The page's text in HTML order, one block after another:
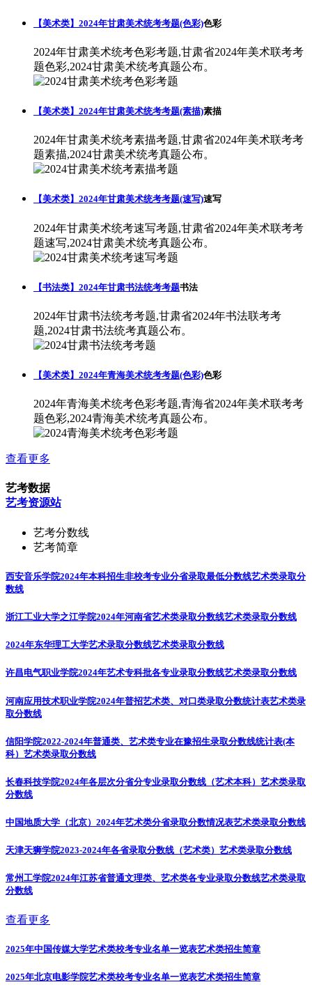
【美术类】2024年甘肃美术统考考题(色彩)色彩
2024年甘肃美术统考色彩考题,甘肃省2024年美术联考考
题色彩,2024甘肃美术统考真题公布。
【美术类】2024年甘肃美术统考考题(素描)素描
2024年甘肃美术统考素描考题,甘肃省2024年美术联考考
题素描,2024甘肃美术统考真题公布。
【美术类】2024年甘肃美术统考考题(速写)速写
2024年甘肃美术统考速写考题,甘肃省2024年美术联考考
题速写,2024甘肃美术统考真题公布。
【书法类】2024年甘肃书法统考考题书法
2024年甘肃书法统考考题,甘肃省2024年书法联考考
题,2024甘肃书法统考真题公布。
【美术类】2024年青海美术统考考题(色彩)色彩
2024年青海美术统考色彩考题,青海省2024年美术联考考
题色彩,2024青海美术统考真题公布。
查看更多
艺考数据
艺考资源站
艺考分数线
艺考简章
西安音乐学院2024年本科招生非校考专业分省录取最低分数线艺术类录取分
数线
浙江工业大学之江学院2024年河南省艺术类录取分数线艺术类录取分数线
2024年东华理工大学艺术录取分数线艺术类录取分数线
许昌电气职业学院2024年艺术专科批各专业录取分数线艺术类录取分数线
河南应用技术职业学院2024年普招艺术类、对口类录取分数统计表艺术类录
取分数线
信阳学院2022-2024年普通类、艺术类专业在豫招生录取分数线统计表(本
科） 艺术类录取分数线
长春科技学院2024年各层次分省分专业录取分数线（艺术本科） 艺术类录取
分数线
中国地质大学（北京）2024年艺术类分省录取分数情况表艺术类录取分数线
天津天狮学院2023-2024年各省录取分数线（艺术类） 艺术类录取分数线
常州工学院2024年江苏省普通文理类、艺术类各专业录取分数线艺术类录取
分数线
查看更多
2025年中国传媒大学艺术类校考专业名单一览表艺术类招生简章
2025年北京电影学院艺术类校考专业名单一览表艺术类招生简章